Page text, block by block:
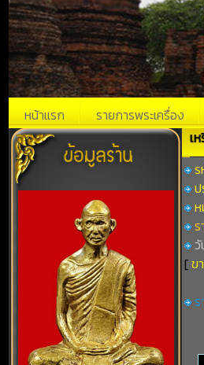
หน้าแรก รายการพระเครื่อง
เ
[ข
ร